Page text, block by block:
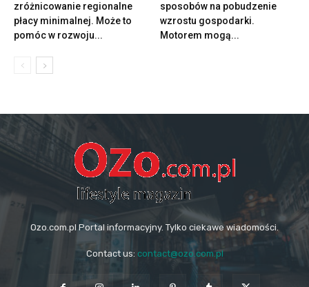
zróżnicowanie regionalne
płacy minimalnej. Może to
pomóc w rozwoju...
sposobów na pobudzenie
wzrostu gospodarki.
Motorem mogą...
Ozo.com.pl Portal informacyjny. Tylko ciekawe wiadomości.
Contact us: contact@ozo.com.pl